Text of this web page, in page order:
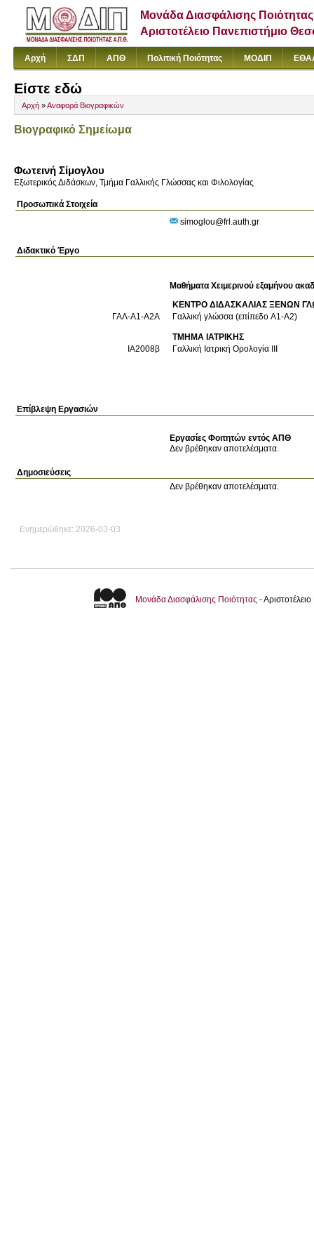
Μονάδα Διασφάλισης Ποιότητας
Αριστοτέλειο Πανεπιστήμιο
Αρχή ΣΔΠ ΑΠΘ Πολιτική Ποιότητας ΜΟΔΙΠ
Είστε εδώ
Αρχή »Αναφορά Βιογραφικών
Βιογραφικό Σημείωμα
Φωτεινή Σίμογλου
Εξωτερικός Διδάσκων, Τμήμα Γαλλικής Γλώσσας και Φιλολογίας
Προσωπικά Στοιχεία
simoglou@frl.auth.gr
Διδακτικό Έργο
Μαθήματα Χειμερινού εξαμήνου
ΚΕΝΤΡΟ ΔΙΔΑΣΚΑΛΙΑΣ ΞΕΝΩΝ
ΓΑΛ-A1-A2Α
Γαλλική γλώσσα (επίπεδο Α1-Α2)
ΤΜΗΜΑ ΙΑΤΡΙΚΗΣ
ΙΑ2008β
Γαλλική Ιατρική Ορολογία III
Επίβλεψη Εργασιών
Εργασίες Φοιτητών εντός ΑΠΘ
Δεν βρέθηκαν αποτελέσματα.
Δημοσιεύσεις
Δεν βρέθηκαν αποτελέσματα.
Ενημερώθηκε: 2026-03-03
Μονάδα Διασφάλισης Ποιότητας -